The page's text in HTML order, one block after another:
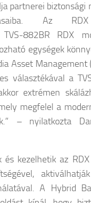
partnerei biztonsági
Az RDX
882BR RDX
egységek
Asset
választékával a
extrémen
megfelel a
– nyilatkozta
és kezelhetik az
A Hybrid